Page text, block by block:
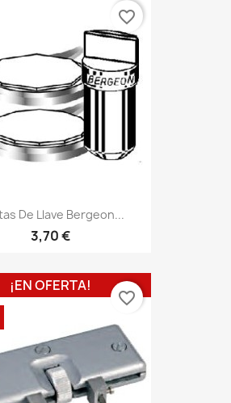
De Llave Bergeon...
3,70 €
favorite_border
¡EN OFERTA!
favorite_border